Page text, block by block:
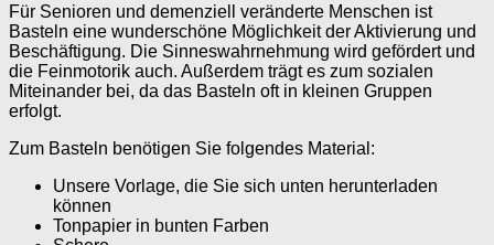
Für Senioren und demenziell veränderte Menschen ist
Basteln eine wunderschöne Möglichkeit der Aktivierung und
Beschäftigung. Die Sinneswahrnehmung wird gefördert und
die Feinmotorik auch. Außerdem trägt es zum sozialen
Miteinander bei, da das Basteln oft in kleinen Gruppen
erfolgt.
Zum Basteln benötigen Sie folgendes Material:
Unsere Vorlage, die Sie sich unten herunterladen
können
Tonpapier in bunten Farben